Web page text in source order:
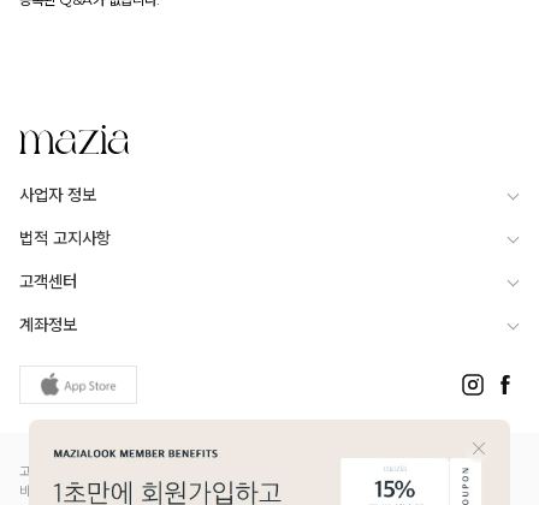
사업자 정보
법적 고지사항
고객센터
계좌정보
고객님은 안전거래를 위해 현금 등으로 결제 시 저희 쇼핑몰에서 가입한 PG사의 구매안전서
비스를 이용하실 수 있습니다.